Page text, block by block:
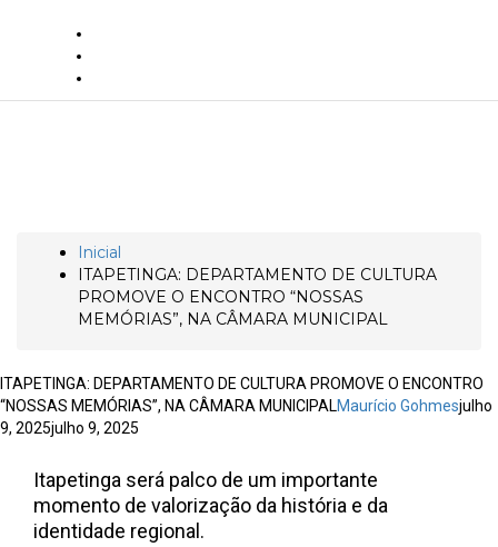
Inicial
ITAPETINGA: DEPARTAMENTO DE CULTURA
PROMOVE O ENCONTRO “NOSSAS
MEMÓRIAS”, NA CÂMARA MUNICIPAL
ITAPETINGA: DEPARTAMENTO DE CULTURA PROMOVE O ENCONTRO
“NOSSAS MEMÓRIAS”, NA CÂMARA MUNICIPALMaurício Gohmesjulho
9, 2025julho 9, 2025
Itapetinga será palco de um importante
momento de valorização da história e da
identidade regional.